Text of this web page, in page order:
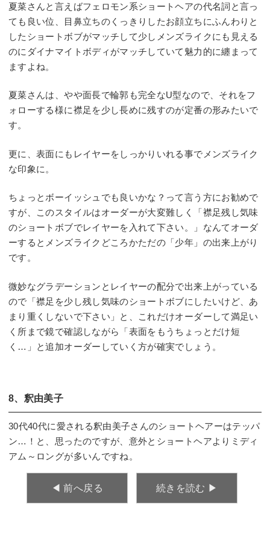
夏菜さんと言えばフェロモン系ショートヘアの代名詞と言っ
ても良い位、目鼻立ちのくっきりしたお顔立ちにふんわりと
したショートボブがマッチして少しメンズライクにも見える
のにダイナマイトボディがマッチしていて魅力的に纏まって
ますよね。
夏菜さんは、やや面長で輪郭も完全なU型なので、それをフ
ォローする様に襟足を少し長めに残すのが定番の形みたいで
す。
更に、表面にもレイヤーをしっかりいれる事でメンズライク
な印象に。
ちょっとボーイッシュでも良いかな？って言う方にお勧めで
すが、このスタイルはオーダーが大変難しく「襟足残し気味
のショートボブでレイヤーを入れて下さい。」なんてオーダ
ーするとメンズライクどころかただの「少年」の出来上がり
です。
微妙なグラデーションとレイヤーの配分で出来上がっている
ので「襟足を少し残し気味のショートボブにしたいけど、あ
まり重くしないで下さい」と、これだけオーダーして満足い
く所まで鏡で確認しながら「表面をもうちょっとだけ短
く…」と追加オーダーしていく方が確実でしょう。
8、釈由美子
30代40代に愛される釈由美子さんのショートヘアーはテッパ
ン…！と、思ったのですが、意外とショートヘアよりミディ
アム～ロングが多いんですね。
◀︎ 前へ戻る 続きを読む ▶︎